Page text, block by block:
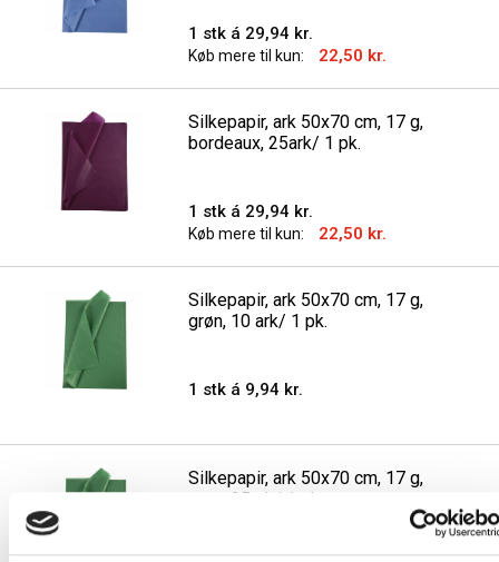
1 stk á 29,94 kr.
Køb mere til kun: 22,50 kr.
Silkepapir, ark 50x70 cm, 17 g,
bordeaux, 25ark/ 1 pk.
1 stk á 29,94 kr.
Køb mere til kun: 22,50 kr.
Silkepapir, ark 50x70 cm, 17 g,
grøn, 10 ark/ 1 pk.
1 stk á 9,94 kr.
Silkepapir, ark 50x70 cm, 17 g,
grøn, 25ark/ 1 pk.